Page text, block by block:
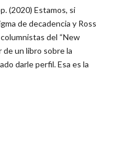
(2020) Estamos, si
de decadencia y Ross
del “New
de un libro sobre la
darle perfil. Esa es la